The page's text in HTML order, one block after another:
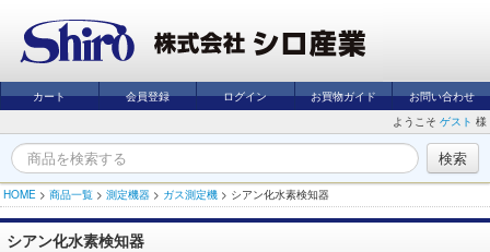
カート 会員登録 ログイン お買物ガイド
お問い合わせ
ようこそ ゲスト 様
HOME > 商品一覧 > 測定機器 > ガス測定機 > シアン化水素検知器
シアン化水素検知器